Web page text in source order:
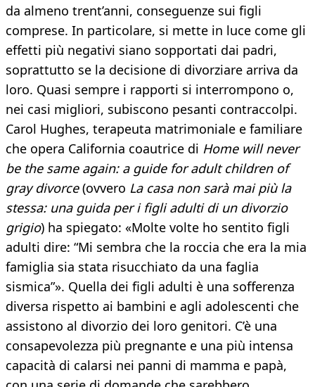
da almeno trent’anni, conseguenze sui figli
comprese. In particolare, si mette in luce come gli
effetti più negativi siano sopportati dai padri,
soprattutto se la decisione di divorziare arriva da
loro. Quasi sempre i rapporti si interrompono o,
nei casi migliori, subiscono pesanti contraccolpi.
Carol Hughes, terapeuta matrimoniale e familiare
che opera California coautrice di Home will never
be the same again: a guide for adult children of
gray divorce(ovvero La casa non sarà mai più la
stessa: una guida per i figli adulti di un divorzio
grigio) ha spiegato: «Molte volte ho sentito figli
adulti dire: “Mi sembra che la roccia che era la mia
famiglia sia stata risucchiato da una faglia
sismica”». Quella dei figli adulti è una sofferenza
diversa rispetto ai bambini e agli adolescenti che
assistono al divorzio dei loro genitori. C’è una
consapevolezza più pregnante e una più intensa
capacità di calarsi nei panni di mamma e papà,